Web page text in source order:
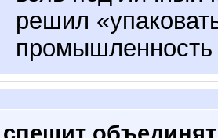
решил
промышленность